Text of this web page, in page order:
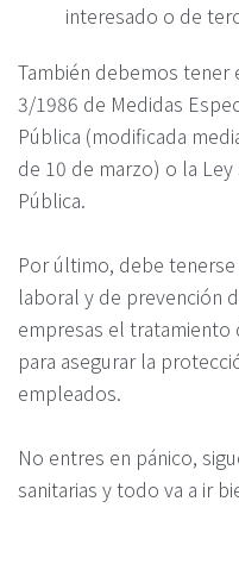
interesado o de
También debemos tener
3/1986 de Medidas
Pública (modificada
de 10 de marzo) o la
Pública.
Por último, debe
laboral y de prevención
empresas el
para asegurar la
empleados.
No entres en pánico,
sanitarias y todo va a ir